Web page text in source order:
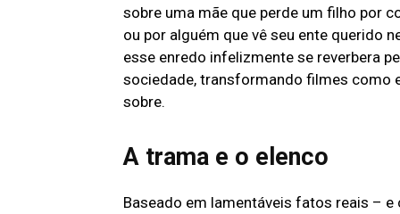
sobre uma mãe que perde um filho por
ou por alguém que vê seu ente querido
esse enredo infelizmente se reverbera
sociedade, transformando filmes como
sobre.
A trama e o elenco
Baseado em lamentáveis fatos reais –